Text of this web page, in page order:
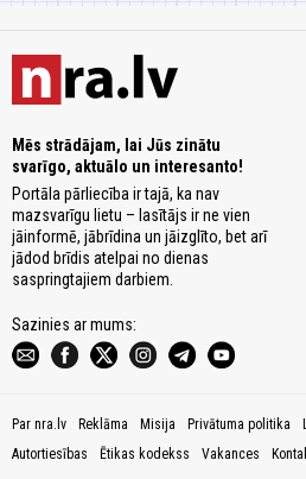
Mēs strādājam, lai Jūs zinātu
svarīgo, aktuālo un interesanto!
Portāla pārliecība ir tajā, ka nav
mazsvarīgu lietu – lasītājs ir ne vien
jāinformē, jābrīdina un jāizglīto, bet arī
jādod brīdis atelpai no dienas
saspringtajiem darbiem.
Sazinies ar mums:
Par nra.lv Reklāma Misija Privātuma politika
Autortiesības
Ētikas kodekss Vakances